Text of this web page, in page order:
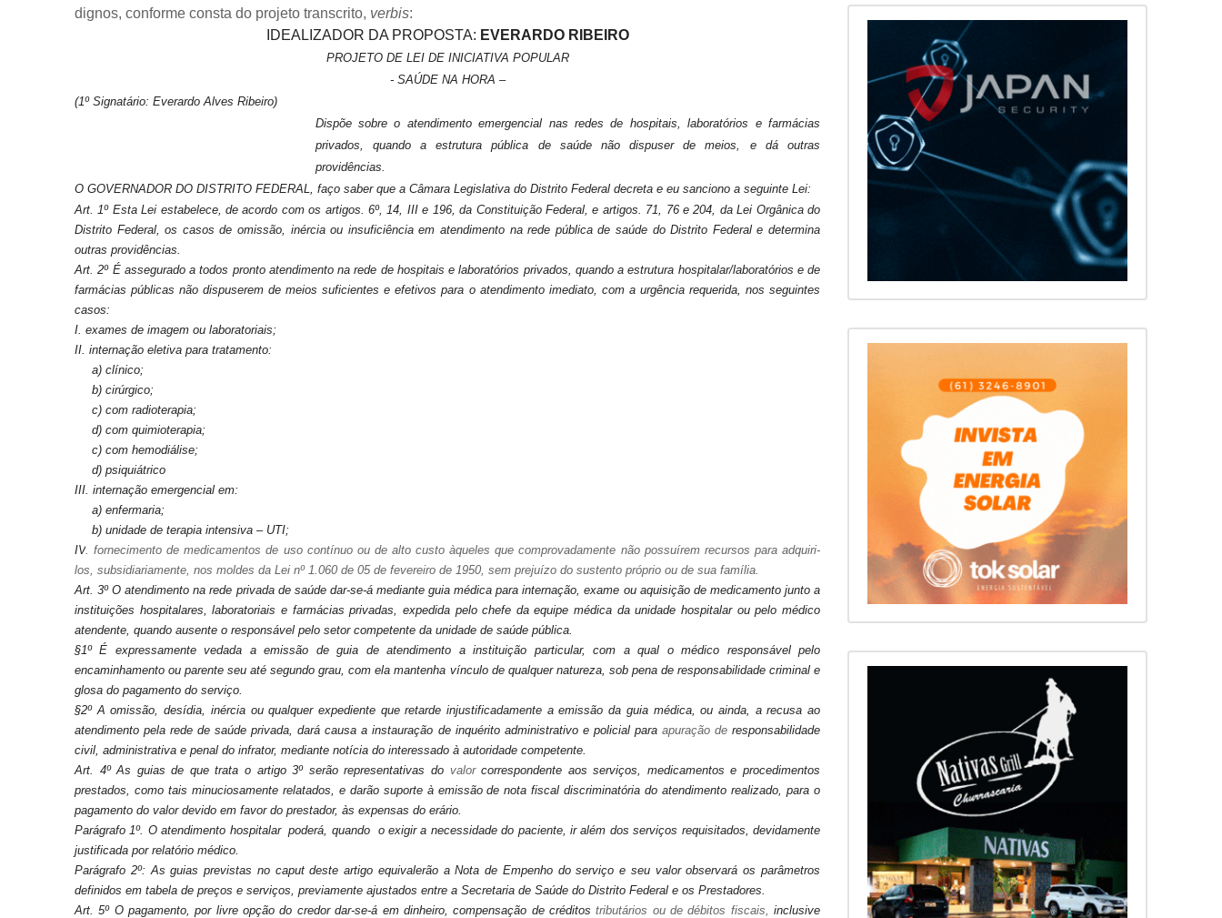
dignos, conforme consta do projeto transcrito, verbis:
IDEALIZADOR DA PROPOSTA: EVERARDO RIBEIRO
PROJETO DE LEI DE INICIATIVA POPULAR
- SAÚDE NA HORA –
(1º Signatário: Everardo Alves Ribeiro)
Dispõe sobre o atendimento emergencial nas redes de hospitais, laboratórios e farmácias
privados, quando a estrutura pública de saúde não dispuser de meios, e dá outras
providências.
O GOVERNADOR DO DISTRITO FEDERAL, faço saber que a Câmara Legislativa do Distrito Federal decreta e eu sanciono a seguinte Lei:
Art. 1º Esta Lei estabelece, de acordo com os artigos. 6º, 14, III e 196, da Constituição Federal, e artigos. 71, 76 e 204, da Lei Orgânica do
Distrito Federal, os casos de omissão, inércia ou insuficiência em atendimento na rede pública de saúde do Distrito Federal e determina
outras providências.
Art. 2º É assegurado a todos pronto atendimento na rede de hospitais e laboratórios privados, quando a estrutura hospitalar/laboratórios e de
farmácias públicas não dispuserem de meios suficientes e efetivos para o atendimento imediato, com a urgência requerida, nos seguintes
casos:
I. exames de imagem ou laboratoriais;
II. internação eletiva para tratamento:
a) clínico;
b) cirúrgico;
c) com radioterapia;
d) com quimioterapia;
c) com hemodiálise;
d) psiquiátrico
III. internação emergencial em:
a) enfermaria;
b) unidade de terapia intensiva – UTI;
IV. fornecimento de medicamentos de uso contínuo ou de alto custo àqueles que comprovadamente não possuírem recursos para adquiri-
los, subsidiariamente, nos moldes da Lei nº 1.060 de 05 de fevereiro de 1950, sem prejuízo do sustento próprio ou de sua família.
Art. 3º O atendimento na rede privada de saúde dar-se-á mediante guia médica para internação, exame ou aquisição de medicamento junto a
instituições hospitalares, laboratoriais e farmácias privadas, expedida pelo chefe da equipe médica da unidade hospitalar ou pelo médico
atendente, quando ausente o responsável pelo setor competente da unidade de saúde pública.
§1º É expressamente vedada a emissão de guia de atendimento a instituição particular, com a qual o médico responsável pelo
encaminhamento ou parente seu até segundo grau, com ela mantenha vínculo de qualquer natureza, sob pena de responsabilidade criminal e
glosa do pagamento do serviço.
§2º A omissão, desídia, inércia ou qualquer expediente que retarde injustificadamente a emissão da guia médica, ou ainda, a recusa ao
atendimento pela rede de saúde privada, dará causa a instauração de inquérito administrativo e policial para apuração deresponsabilidade
civil, administrativa e penal do infrator, mediante notícia do interessado à autoridade competente.
Art. 4º As guias de que trata o artigo 3º serão representativas do valorcorrespondente aos serviços, medicamentos e procedimentos
prestados, como tais minuciosamente relatados, e darão suporte à emissão de nota fiscal discriminatória do atendimento realizado, para o
pagamento do valor devido em favor do prestador, às expensas do erário.
Parágrafo 1º. O atendimento hospitalar poderá, quando o exigir a necessidade do paciente, ir além dos serviços requisitados, devidamente
justificada por relatório médico.
Parágrafo 2º: As guias previstas no caput deste artigo equivalerão a Nota de Empenho do serviço e seu valor observará os parâmetros
definidos em tabela de preços e serviços, previamente ajustados entre a Secretaria de Saúde do Distrito Federal e os Prestadores.
Art. 5º O pagamento, por livre opção do credor dar-se-á em dinheiro, compensação de créditos tributários ou de débitos fiscais, inclusive